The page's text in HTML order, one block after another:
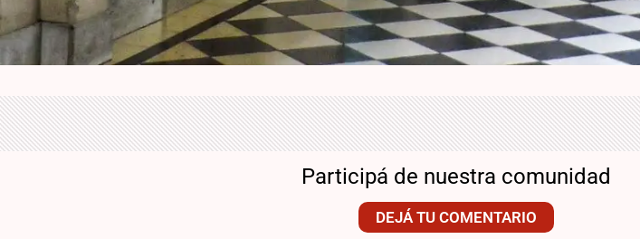
Participá de nuestra comunidad
DEJÁ TU COMENTARIO